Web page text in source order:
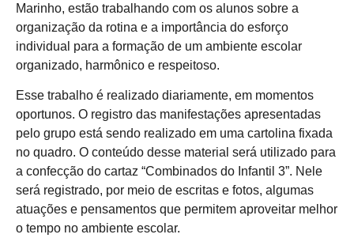
Marinho, estão trabalhando com os alunos sobre a
organização da rotina e a importância do esforço
individual para a formação de um ambiente escolar
organizado, harmônico e respeitoso.
Esse trabalho é realizado diariamente, em momentos
oportunos. O registro das manifestações apresentadas
pelo grupo está sendo realizado em uma cartolina fixada
no quadro. O conteúdo desse material será utilizado para
a confecção do cartaz “Combinados do Infantil 3”. Nele
será registrado, por meio de escritas e fotos, algumas
atuações e pensamentos que permitem aproveitar melhor
o tempo no ambiente escolar.